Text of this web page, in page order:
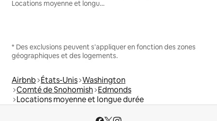
Locations moyenne et longue durée
* Des exclusions peuvent s'appliquer en fonction des zones
géographiques et des logements.
Airbnb États-Unis Washington
Comté de Snohomish Edmonds
Locations moyenne et longue durée